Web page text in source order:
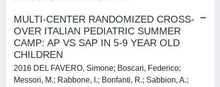
MULTI-CENTER RANDOMIZED CROSS-
OVER ITALIAN PEDIATRIC SUMMER
CAMP: AP VS SAP IN 5-9 YEAR OLD
CHILDREN
2016 DEL FAVERO, Simone; Boscari, Federico;
Messori, M.; Rabbone, I.; Bonfanti, R.; Sabbion, A.;